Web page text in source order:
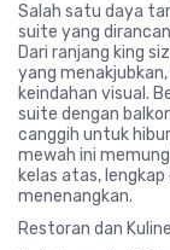
Salah satu daya
suite yang
Dari ranjang king
yang
keindahan visual.
suite dengan
canggih untuk
mewah ini
kelas atas,
menenangkan.
Restoran dan